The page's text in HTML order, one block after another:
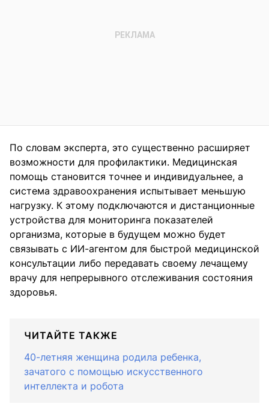
По словам эксперта, это существенно расширяет
возможности для профилактики. Медицинская
помощь становится точнее и индивидуальнее, а
система здравоохранения испытывает меньшую
нагрузку. К этому подключаются и дистанционные
устройства для мониторинга показателей
организма, которые в будущем можно будет
связывать с ИИ-агентом для быстрой медицинской
консультации либо передавать своему лечащему
врачу для непрерывного отслеживания состояния
здоровья.
ЧИТАЙТЕ ТАКЖЕ
40-летняя женщина родила ребенка,
зачатого с помощью искусственного
интеллекта и робота